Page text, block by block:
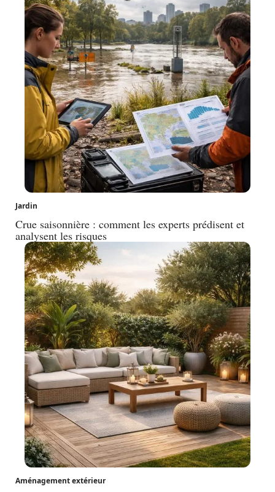
Jardin
Crue saisonnière : comment les experts prédisent et
analysent les risques
Aménagement extérieur